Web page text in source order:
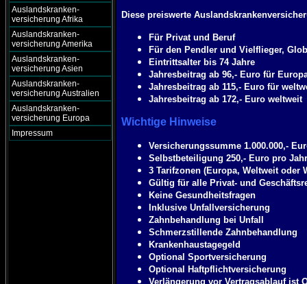
Auslandskranken-
versicherung Afrika
Auslandskranken-
versicherung Amerika
Auslandskranken-
versicherung Asien
Auslandskranken-
versicherung Australien
Auslandskranken-
versicherung Europa
Impressum
Diese preiswerte
Für Privat und Beruf
Für den Pendler und Vielflieger,
Eintrittsalter bis 74 Jahre
Jahresbeitrag ab 96,- Euro für
Jahresbeitrag ab 115,- Euro für
Jahresbeitrag ab 172,- Euro weltweit
Wichtige Hinweise
Versicherungssumme 1.000.000,-
Selbstbeteiligung 250,- Euro pro
3 Tarifzonen (Europa, Weltweit oder
Gültig für alle Privat- und
Keine Gesundheitsfragen
Inklusive Unfallversicherung
Zahnbehandlung bei Unfall
Schmerzstillende Zahnbehandlung
Krankenhaustagegeld
Optional Sportversicherung
Optional Haftpflichtversicherung
Verlängerung vor Vertragsablauf ist